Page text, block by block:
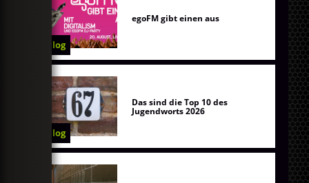
Blog
egoFM gibt einen aus
Blog
Das sind die Top 10 des
Jugendworts 2026